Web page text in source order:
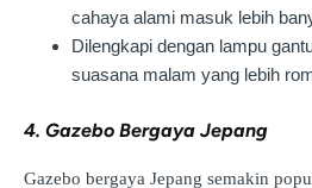
cahaya alami masuk lebih
Dilengkapi dengan lampu
suasana malam yang lebih
4. Gazebo Bergaya Jepang
Gazebo bergaya Jepang semakin